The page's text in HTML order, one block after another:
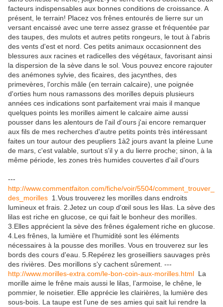
facteurs indispensables aux bonnes conditions de croissance. A
présent, le terrain! Placez vos frênes entourés de lierre sur un
versant encaissé avec une terre assez grasse et fréquentée par
des taupes, des mulots et autres petits rongeurs, le tout à l'abris
des vents d'est et nord. Ces petits animaux occasionnent des
blessures aux racines et radicelles des végétaux, favorisant ainsi
la dispersion de la sève dans le sol. Vous pouvez encore rajouter
des anémones sylvie, des ficaires, des jacynthes, des
primevères, l'orchis mâle (en terrain calcaire), une poignée
d'orties hum nous ramassons des morilles depuis plusieurs
années ces indications sont parfaitement vrai mais il manque
quelques points les morilles aiment le calcaire aime aussi
pousser dans les alentours de l'ail d'ours j'ai encore remarquer
aux fils de mes recherches d'autre petits points très intéressant
faites un tour autour des peupliers 1à2 jours avant la pleine Lune
de mars, c'est valable, surtout s'il y a du lierre proche; sinon, à la
même période, les zones très humides couvertes d'ail d'ours
---
http://www.commentfaiton.com/fiche/voir/5504/comment_trouver_
des_morilles 1.Vous trouverez les morilles dans endroits
lumineux et frais. 2.Jetez un coup d'œil sous les lilas. La sève des
lilas est riche en glucose, ce qui fait le bonheur des morilles.
3.Elles apprécient la sève des frênes également riche en glucose.
4.Les frênes, la lumière et l'humidité sont les éléments
nécessaires à la pousse des morilles. Vous en trouverez sur les
bords des cours d'eau. 5.Repérez les groseilliers sauvages près
des rivières. Des morillons s'y cachent sûrement. ---
http://www.morilles-extra.com/le-bon-coin-aux-morilles.html La
morille aime le frêne mais aussi le lilas, l’armoise, le chêne, le
pommier, le noisetier. Elle apprécie les clairières, la lumière des
sous-bois. La taupe est l’une de ses amies qui sait lui rendre la